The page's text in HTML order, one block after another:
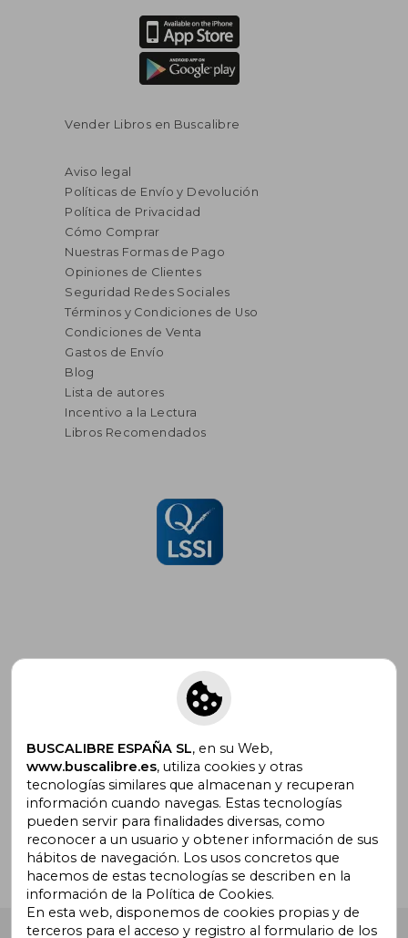
Vender Libros en Buscalibre
Aviso legal
Políticas de Envío y Devolución
Política de Privacidad
Cómo Comprar
Nuestras Formas de Pago
Opiniones de Clientes
Seguridad Redes Sociales
Términos y Condiciones de Uso
Condiciones de Venta
Gastos de Envío
Blog
Lista de autores
Incentivo a la Lectura
Libros Recomendados
Suscríbete para recibir ofertas y
promociones
¿Necesitas ayuda?
Buscalibre España . Calle Energía, 65, Nave 3 (08940),
BUSCALIBRE ESPAÑA SL, en su Web,
www.buscalibre.es, utiliza cookies y otras
tecnologías similares que almacenan y recuperan
información cuando navegas. Estas tecnologías
pueden servir para finalidades diversas, como
reconocer a un usuario y obtener información de sus
hábitos de navegación. Los usos concretos que
hacemos de estas tecnologías se describen en la
información de la Política de Cookies.
En esta web, disponemos de cookies propias y de
terceros para el acceso y registro al formulario de los